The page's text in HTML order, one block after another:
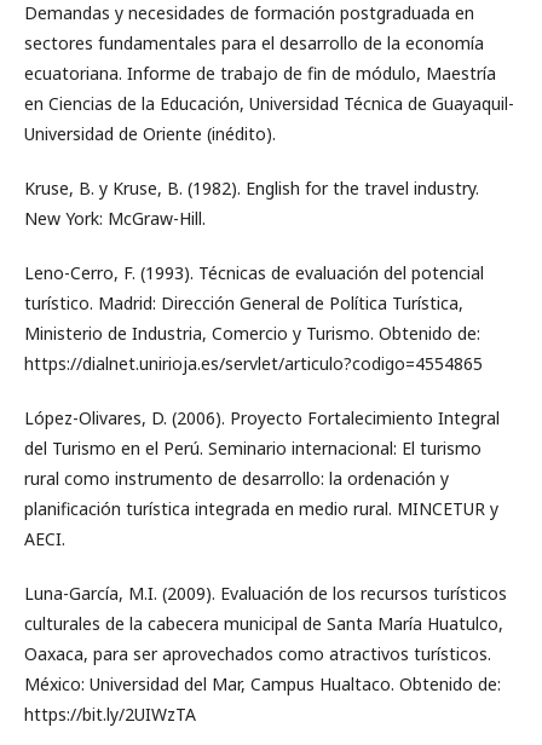
Demandas y necesidades de formación postgraduada en
sectores fundamentales para el desarrollo de la economía
ecuatoriana. Informe de trabajo de fin de módulo, Maestría
en Ciencias de la Educación, Universidad Técnica de Guayaquil-
Universidad de Oriente (inédito).
Kruse, B. y Kruse, B. (1982). English for the travel industry.
New York: McGraw-Hill.
Leno-Cerro, F. (1993). Técnicas de evaluación del potencial
turístico. Madrid: Dirección General de Política Turística,
Ministerio de Industria, Comercio y Turismo. Obtenido de:
https://dialnet.unirioja.es/servlet/articulo?codigo=4554865
López-Olivares, D. (2006). Proyecto Fortalecimiento Integral
del Turismo en el Perú. Seminario internacional: El turismo
rural como instrumento de desarrollo: la ordenación y
planificación turística integrada en medio rural. MINCETUR y
AECI.
Luna-García, M.I. (2009). Evaluación de los recursos turísticos
culturales de la cabecera municipal de Santa María Huatulco,
Oaxaca, para ser aprovechados como atractivos turísticos.
México: Universidad del Mar, Campus Hualtaco. Obtenido de:
https://bit.ly/2UIWzTA